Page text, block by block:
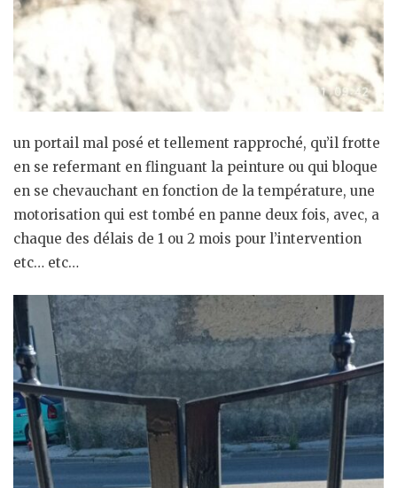
un portail mal posé et tellement rapproché, qu’il frotte
en se refermant en flinguant la peinture ou qui bloque
en se chevauchant en fonction de la température, une
motorisation qui est tombé en panne deux fois, avec, a
chaque des délais de 1 ou 2 mois pour l’intervention
etc… etc…